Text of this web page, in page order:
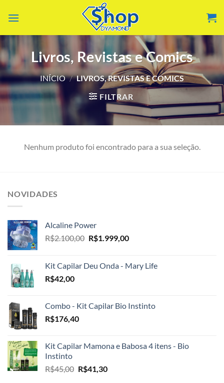
Livros, Revistas e Comics
INÍCIO / LIVROS, REVISTAS E COMICS
FILTRAR
Nenhum produto foi encontrado para a sua seleção.
NOVIDADES
Alcaline Power
R$2.100,00 O
era:
R$1.999,00O
é:
Kit Capilar Deu Onda - Mary Life
R$42,00
Combo - Kit Capilar Bio Instinto
R$176,40
Kit Capilar Mamona e Babosa 4 itens - Bio
Instinto
R$45,00 O
R$41,30O